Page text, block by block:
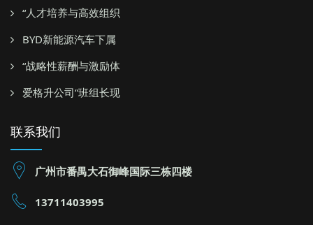
“人才培养与高效组织
BYD新能源汽车下属
“战略性薪酬与激励体
爱格升公司“班组长现
联系我们
广州市番禺大石御峰国际三栋四楼
13711403995